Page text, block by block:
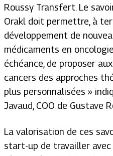
Roussy Transfert. Le
Orakl doit permettre, à
développement de
médicaments en
échéance, de proposer
cancers des approches
plus personnalisées »
Javaud, COO de Gustave
La valorisation de ces
start-up de travailler avec